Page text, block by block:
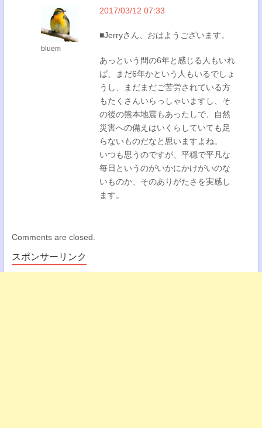
bluem
2017/03/12 07:33
■Jerryさん、おはようございます。
あっという間の6年と感じる人もいれ
ば、まだ6年かという人もいるでしょ
うし、まだまだご苦労されている方
もたくさんいらっしゃいますし、そ
の後の熊本地震もあったしで、自然
災害への備えはいくらしていても足
らないものだなと思いますよね。
いつも思うのですが、平穏で平凡な
毎日というのがいかにかけがいのな
いものか、そのありがたさを実感し
ます。
Comments are closed.
スポンサーリンク